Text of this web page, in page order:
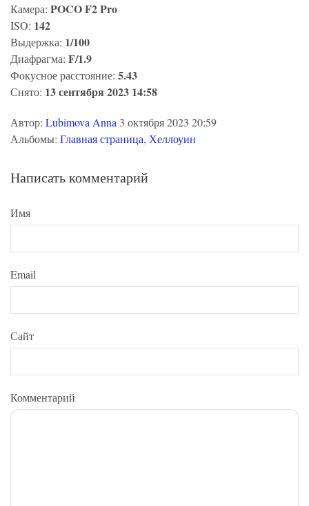
Камера: POCO F2 Pro
ISO: 142
Выдержка: 1/100
Диафрагма: F/1.9
Фокусное расстояние: 5.43
Снято: 13 сентября 2023 14:58
Автор: Lubimova Anna 3 октября 2023 20:59
Альбомы: Главная страница, Хеллоуин
Написать комментарий
Имя
Email
Сайт
Комментарий